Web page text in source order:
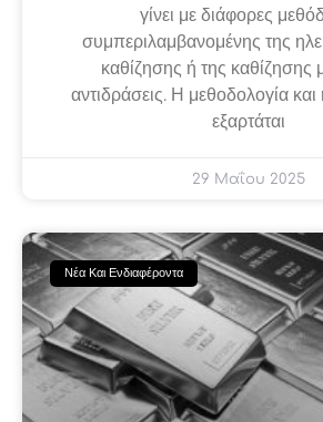
γίνει με διάφορες
συμπεριλαμβανομένης της
καθίζησης ή της καθίζησης
αντιδράσεις. Η μεθοδολογία και
εξαρτάται
29 Μαΐου 2025
Νέα Και Ενδιαφέροντα